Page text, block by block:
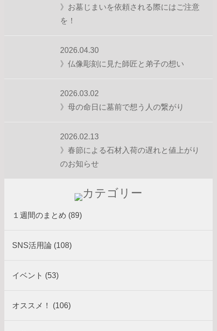
》お墓じまいを依頼される際にはご注意
を！
2026.04.30
》仏像彫刻に見た師匠と弟子の想い
2026.03.02
》母の命日に墓前で想う人の繋がり
2026.02.13
》春節による石材入荷の遅れと値上がり
のお知らせ
１週間のまとめ (89)
SNS活用論 (108)
イベント (53)
オススメ！ (106)